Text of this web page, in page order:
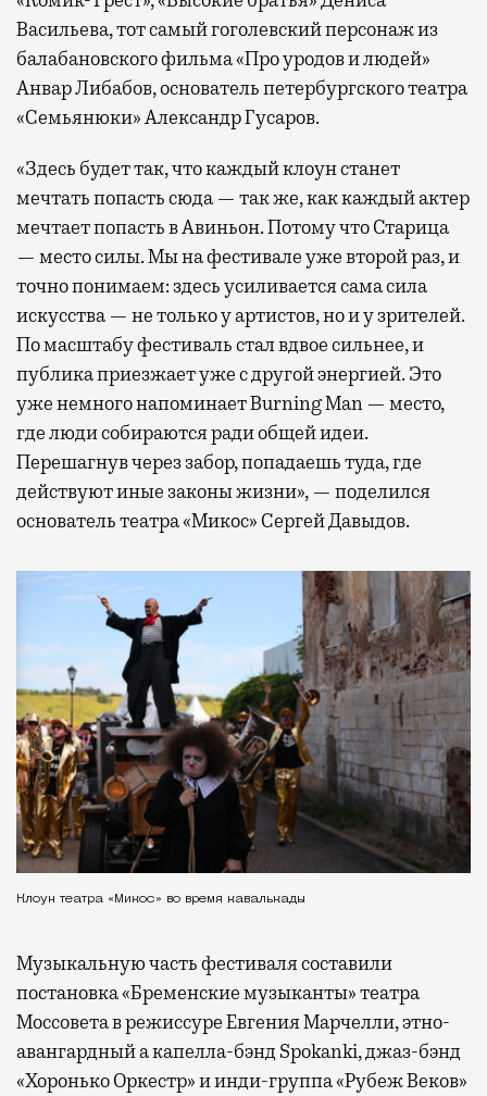
Васильева, тот самый гоголевский персонаж из
балабановского фильма «Про уродов и людей»
Анвар Либабов, основатель петербургского театра
«Семьянюки» Александр Гусаров.
«Здесь будет так, что каждый клоун станет
мечтать попасть сюда — так же, как каждый актер
мечтает попасть в Авиньон. Потому что Старица
— место силы. Мы на фестивале уже второй раз, и
точно понимаем: здесь усиливается сама сила
искусства — не только у артистов, но и у зрителей.
По масштабу фестиваль стал вдвое сильнее, и
публика приезжает уже с другой энергией. Это
уже немного напоминает Burning Man — место,
где люди собираются ради общей идеи.
Перешагнув через забор, попадаешь туда, где
действуют иные законы жизни», — поделился
основатель театра «Микос» Сергей Давыдов.
Клоун театра «Микос» во время кавалькады
Музыкальную часть фестиваля составили
постановка «Бременские музыканты» театра
Моссовета в режиссуре Евгения Марчелли, этно-
авангардный а капелла-бэнд Spokanki, джаз-бэнд
«Хоронько Оркестр» и инди-группа «Рубеж Веков»